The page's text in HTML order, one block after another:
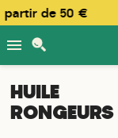

de 50 €
HUILE
RONGEURS